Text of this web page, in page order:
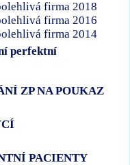
ZP NA POUKAZ
PACIENTY